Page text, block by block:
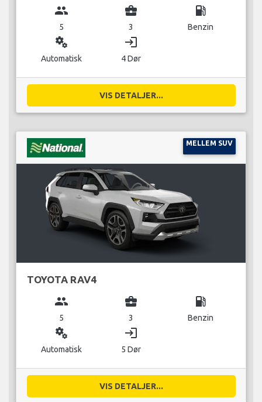
group
5
business_center
3
local_gas_station
Benzin
miscellaneous_services
Automatisk
login
4 Dør
VIS DETALJER...
MELLEM SUV
TOYOTA RAV4
group
5
business_center
3
local_gas_station
Benzin
miscellaneous_services
Automatisk
login
5 Dør
VIS DETALJER...